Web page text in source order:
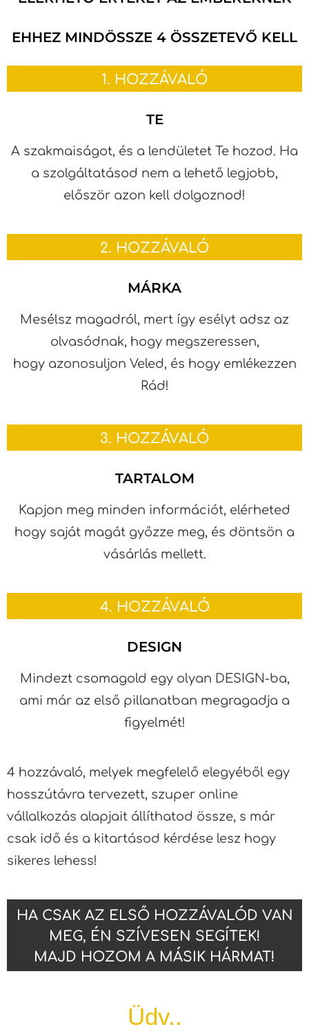
EHHEZ MINDÖSSZE 4 ÖSSZETEVŐ KELL
1. HOZZÁVALÓ
TE
A szakmaiságot, és a lendületet Te hozod. Ha
a szolgáltatásod nem a lehető legjobb,
először azon kell dolgoznod!
2. HOZZÁVALÓ
MÁRKA
Mesélsz magadról, mert így esélyt adsz az
olvasódnak, hogy megszeressen,
hogy azonosuljon Veled, és hogy emlékezzen
Rád!
3. HOZZÁVALÓ
TARTALOM
Kapjon meg minden információt, elérheted
hogy saját magát győzze meg, és döntsön a
vásárlás mellett.
4. HOZZÁVALÓ
DESIGN
Mindezt csomagold egy olyan DESIGN-ba,
ami már az első pillanatban megragadja a
figyelmét!
4 hozzávaló, melyek megfelelő elegyéből egy
hosszútávra tervezett, szuper online
vállalkozás alapjait állíthatod össze, s már
csak idő és a kitartásod kérdése lesz hogy
sikeres lehess!
HA CSAK AZ ELSŐ HOZZÁVALÓD VAN
MEG, ÉN SZÍVESEN SEGÍTEK!
MAJD HOZOM A MÁSIK HÁRMAT!
Üdv.,